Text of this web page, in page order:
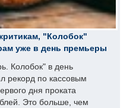
"Колобок"
уже в день премьеры
Колобок" в день
рекорд по кассовым
дня проката
Это больше, чем